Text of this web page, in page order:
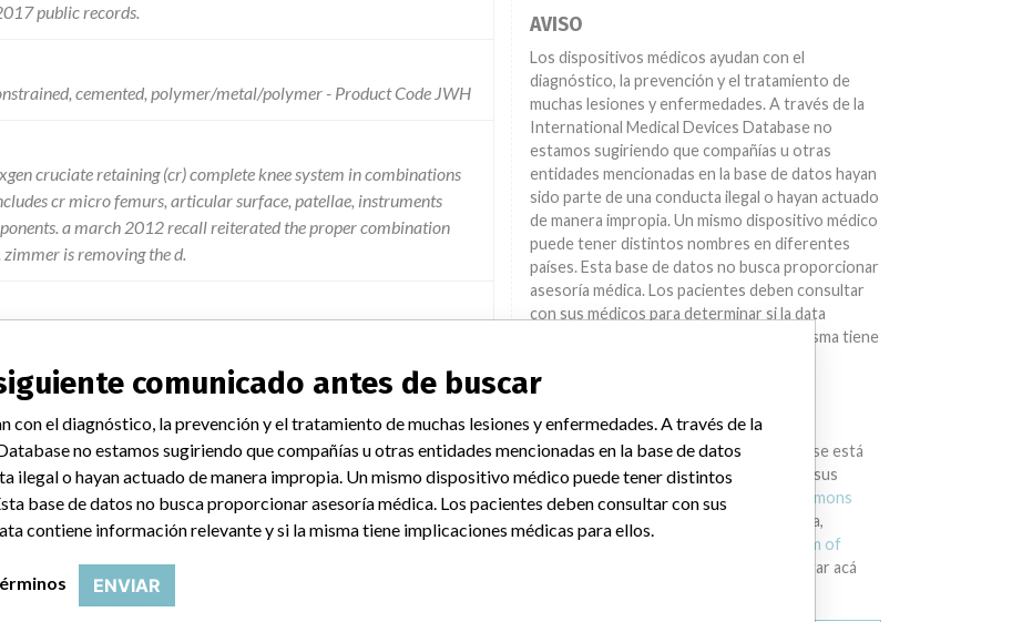
public records.
cemented, polymer/metal/polymer - Product Code JWH
cruciate retaining (cr) complete knee system in combinations
cr micro femurs, articular surface, patellae, instruments
a march 2012 recall reiterated the proper combination
is removing the d.
Urgent Device Recall notices via electronic mail, with
inventory also receiving the notice via courier. The Notice
recall, possible adverse events related to the recall and directed
product recording the information on the Inventory Return
followed. Further questions should be directed to 1-877-946-
Product Service Department , 1777 West Center St. Warsaw,
Logistics GmbH, Max - Immelmann Allee 12 79427
the United States will occur approximately two weeks after the
AVISO
Los dispositivos médicos ayudan con el
diagnóstico, la prevención y el tratamiento de
muchas lesiones y enfermedades. A través de la
International Medical Devices Database no
estamos sugiriendo que compañías u otras
entidades mencionadas en la base de datos hayan
sido parte de una conducta ilegal o hayan actuado
de manera impropia. Un mismo dispositivo médico
puede tener distintos nombres en diferentes
países. Esta base de datos no busca proporcionar
asesoría médica. Los pacientes deben consultar
con sus médicos para determinar si la data
contiene información relevante y si la misma tiene
DESCARGAR LA DATA
La International Medical Devices Database está
bajo la licenciaOpen Database License
y sus
contenidos bajo la licenciaCreative Commons
Attribution-ShareAlike
. Al usar esta data,
siempre citar al
International Consortium of
. Puede descargar acá
comunicado antes de buscar
con el diagnóstico, la prevención y el tratamiento de muchas lesiones y enfermedades. A través de la
no estamos sugiriendo que compañías u otras entidades mencionadas en la base de datos
ilegal o hayan actuado de manera impropia. Un mismo dispositivo médico puede tener distintos
base de datos no busca proporcionar asesoría médica. Los pacientes deben consultar con sus
contiene información relevante y si la misma tiene implicaciones médicas para ellos.
ENVIAR